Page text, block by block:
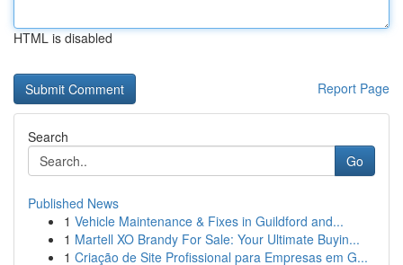
HTML is disabled
Report Page
Search
Go
Published News
1 Vehicle Maintenance & Fixes in Guildford and...
1 Martell XO Brandy For Sale: Your Ultimate Buyin...
1 Criação de Site Profissional para Empresas em G...